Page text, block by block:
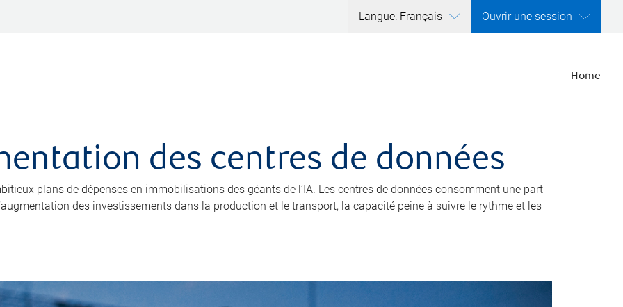
Langue: Français Ouvrir une session
Home
des centres de données
plans de dépenses en immobilisations des géants de l’IA. Les centres de données consomment une part
des investissements dans la production et le transport, la capacité peine à suivre le rythme et les